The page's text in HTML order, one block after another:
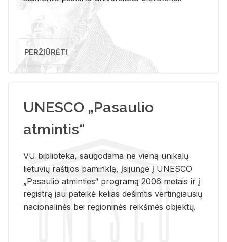
PERŽIŪRĖTI
UNESCO „Pasaulio
atmintis“
VU biblioteka, saugodama ne vieną unikalų
lietuvių raštijos paminklą, įsijungė į UNESCO
„Pasaulio atminties“ programą 2006 metais ir į
registrą jau pateikė kelias dešimtis vertingiausių
nacionalinės bei regioninės reikšmės objektų.